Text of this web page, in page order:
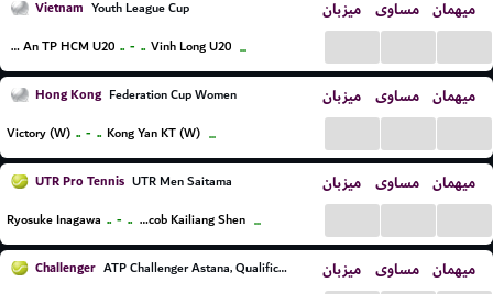
Vietnam Youth League Cup میزبان مساوی میهمان
Cong An TP HCM U20 .. - .. Vinh Long U20 ...
Hong Kong Federation Cup Women میزبان مساوی میهمان
Victory (W) .. - .. Kong Yan KT (W) ...
UTR Pro Tennis UTR Men Saitama میزبان مساوی میهمان
Ryosuke Inagawa .. - .. Jacob Kailiang Shen ...
Challenger ATP Challenger Astana, Qualifications میزبان مساوی میهمان